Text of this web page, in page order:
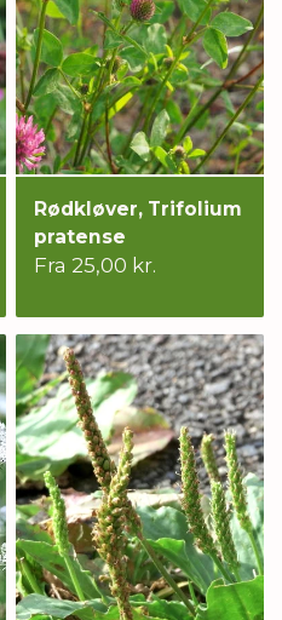
Rødkløver, Trifolium
pratense
Fra 25,00 kr.